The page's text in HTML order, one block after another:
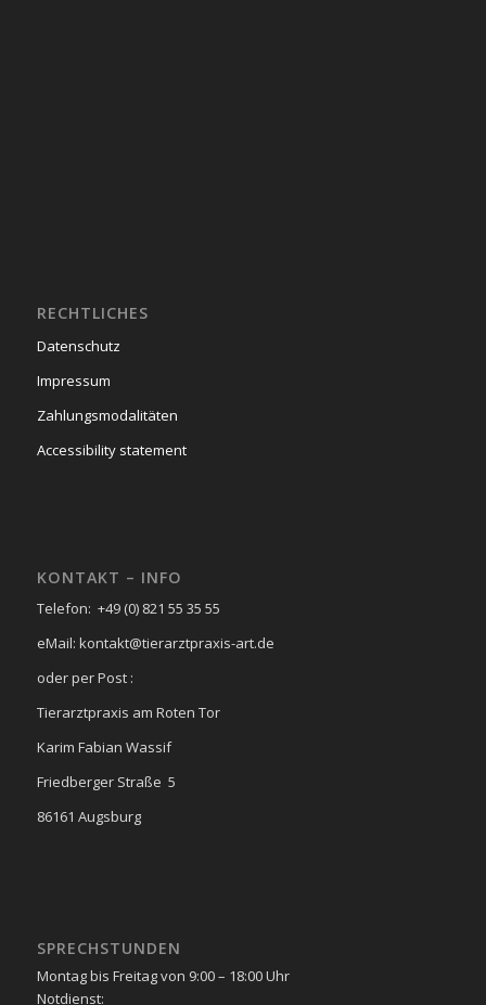
RECHTLICHES
Datenschutz
Impressum
Zahlungsmodalitäten
Accessibility statement
KONTAKT – INFO
Telefon: +49 (0) 821 55 35 55
eMail: kontakt@tierarztpraxis-art.de
oder per Post :
Tierarztpraxis am Roten Tor
Karim Fabian Wassif
Friedberger Straße 5
86161 Augsburg
SPRECHSTUNDEN
Montag bis Freitag von 9:00 – 18:00 Uhr
Notdienst: